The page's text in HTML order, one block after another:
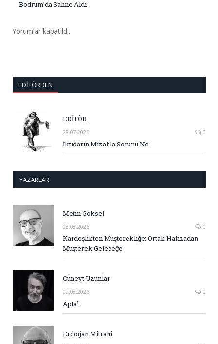
Bodrum’da Sahne Aldı
Yorumlar kapatıldı.
EDITÖRDEN
EDİTÖR
28.07.2026 0
İktidarın Mizahla Sorunu Ne
YAZARLAR
Metin Göksel
03.08.2026 0
Kardeşlikten Müşterekliğe: Ortak Hafızadan
Müşterek Geleceğe
Cüneyt Uzunlar
02.08.2026 0
Aptal
Erdoğan Mitrani